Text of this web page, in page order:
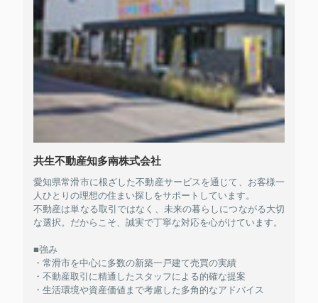
共生不動産知多南株式会社
愛知県常滑市に根ざした不動産サービスを通じて、お客様一
人ひとりの理想の住まい探しをサポートしています。
不動産は単なる取引ではなく、未来の暮らしにつながる大切
な選択。だからこそ、誠実で丁寧な対応を心がけています。
■強み
・常滑市を中心に多数の新築一戸建て売買の実績
・不動産取引に精通したスタッフによる的確な提案
・生活環境や資産価値まで考慮した多角的なアドバイス